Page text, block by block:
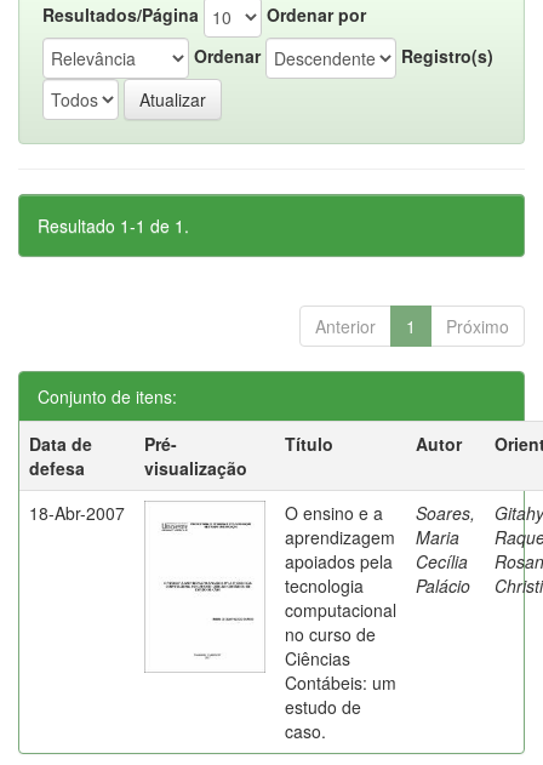
Resultados/Página
Ordenar por
Ordenar
Registro(s)
Resultado 1-1 de 1.
Anterior 1 Próximo
Conjunto de itens:
Data de
defesa
Pré-
visualização
Título Autor
18-Abr-2007
O ensino e a
aprendizagem
apoiados pela
tecnologia
computacional
no curso de
Ciências
Contábeis: um
estudo de
caso.
Soares,
Maria
Cecília
Palácio
Rosan